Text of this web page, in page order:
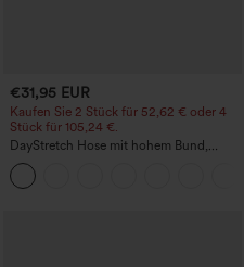
€31,95 EUR
Kaufen Sie 2 Stück für 52,62 € oder 4
Stück für 105,24 €.
DayStretch Hose mit hohem Bund,
Barrel-Leg und Taschen